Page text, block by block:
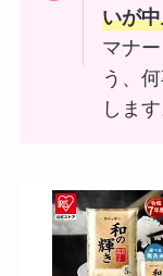
いが
マナ
う、
します